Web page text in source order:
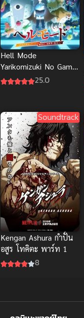
Hell Mode
Yarikomizuki No Gamer
ซับไทย
25.0
Soundtrack
Kengan Ashura กำปั้น
อสูร โทคิตะ พาร์ท 1
8